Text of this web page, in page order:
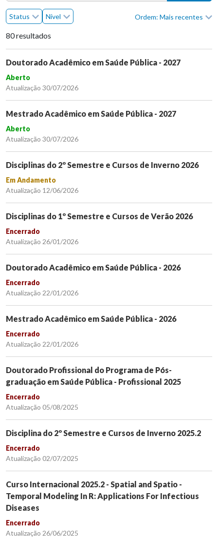
Status Nível Ordem: Mais recentes
80 resultados
Doutorado Acadêmico em Saúde Pública - 2027
Aberto
Atualização 30/07/2026
Mestrado Acadêmico em Saúde Pública - 2027
Aberto
Atualização 30/07/2026
Disciplinas do 2º Semestre e Cursos de Inverno 2026
Em Andamento
Atualização 12/06/2026
Disciplinas do 1º Semestre e Cursos de Verão 2026
Encerrado
Atualização 26/01/2026
Doutorado Acadêmico em Saúde Pública - 2026
Encerrado
Atualização 22/01/2026
Mestrado Acadêmico em Saúde Pública - 2026
Encerrado
Atualização 22/01/2026
Doutorado Profissional do Programa de Pós-
graduação em Saúde Pública - Profissional 2025
Encerrado
Atualização 05/08/2025
Disciplina do 2º Semestre e Cursos de Inverno 2025.2
Encerrado
Atualização 02/07/2025
Curso Internacional 2025.2 - Spatial and Spatio -
Temporal Modeling In R: Applications For Infectious
Diseases
Encerrado
Atualização 26/06/2025